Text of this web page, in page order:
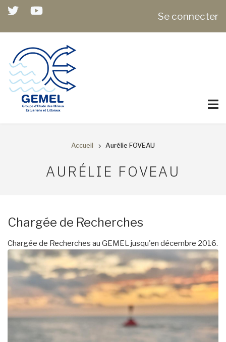
Aller
contenu
ACCOUNT
MENU
Se connecter
D'ARIANE
Accueil Aurélie FOVEAU
AURÉLIE FOVEAU
Chargée de Recherches
Chargée de Recherches au GEMEL jusqu'en décembre 2016.
Image